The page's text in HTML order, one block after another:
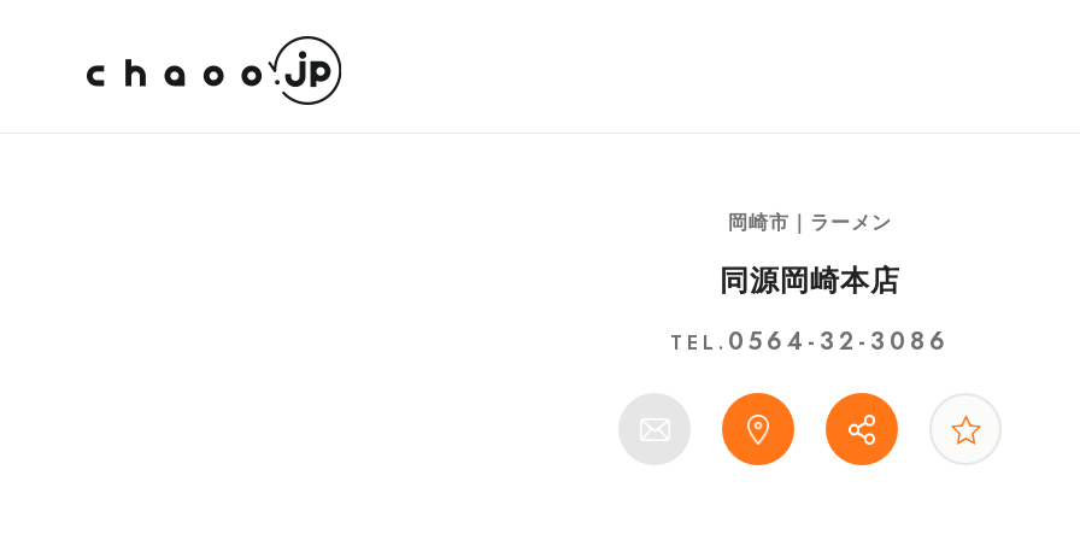
岡崎市｜ラーメン
同源岡崎本店
TEL. 0564-32-3086